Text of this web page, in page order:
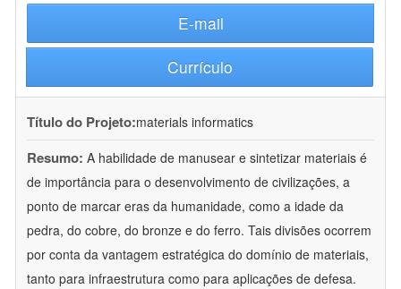
E-mail
Currículo
Título do Projeto:materials informatics
Resumo: A habilidade de manusear e sintetizar materiais é
de importância para o desenvolvimento de civilizações, a
ponto de marcar eras da humanidade, como a idade da
pedra, do cobre, do bronze e do ferro. Tais divisões ocorrem
por conta da vantagem estratégica do domínio de materiais,
tanto para infraestrutura como para aplicações de defesa.